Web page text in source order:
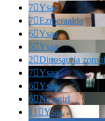
7Ysaa
7Ezmeraalda
6Ysaa
5Ysaa
2Dinosauria
7Ysaa
6Ysaa
6Newgirl
11 Ysaa